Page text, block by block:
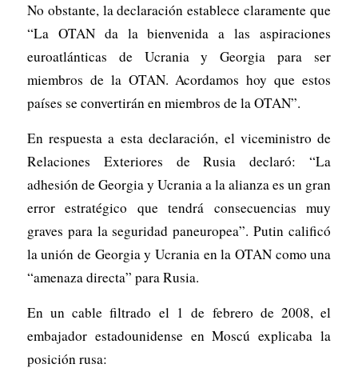
No obstante, la declaración establece claramente que
“La OTAN da la bienvenida a las aspiraciones
euroatlánticas de Ucrania y Georgia para ser
miembros de la OTAN. Acordamos hoy que estos
países se convertirán en miembros de la OTAN”.
En respuesta a esta declaración, el viceministro de
Relaciones Exteriores de Rusia declaró: “La
adhesión de Georgia y Ucrania a la alianza es un gran
error estratégico que tendrá consecuencias muy
graves para la seguridad paneuropea”. Putin calificó
la unión de Georgia y Ucrania en la OTAN como una
“amenaza directa” para Rusia.
En un cable filtrado el 1 de febrero de 2008, el
embajador estadounidense en Moscú explicaba la
posición rusa: